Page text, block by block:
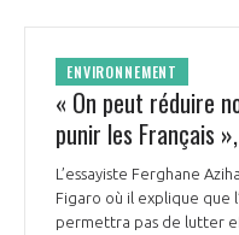
ENVIRONNEMENT
« On peut réduire
punir les Français
L’essayiste Ferghane
Figaro où il explique que
permettra pas de lutter